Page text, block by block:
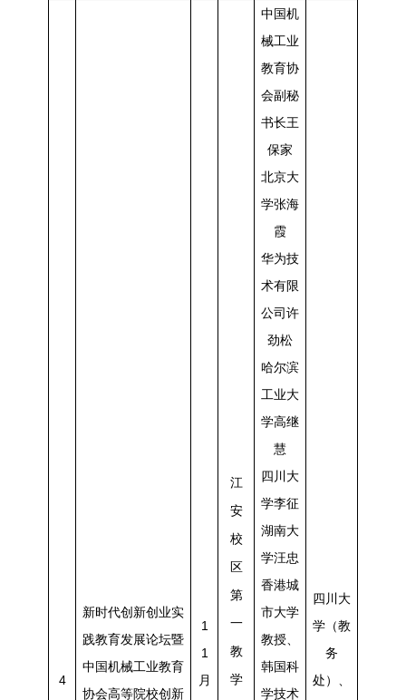
4
新时代创新创业实
践教育发展论坛暨
中国机械工业教育
协会高等院校创新
1
1
月
江
安
校
区
第
一
教
学
中国机
械工业
教育协
会副秘
书长王
保家
北京大
学张海
霞
华为技
术有限
公司许
劲松
哈尔滨
工业大
学高继
慧
四川大
学李征
湖南大
学汪忠
香港城
市大学
教授、
韩国科
学技术
四川大
学（教
务
处）、